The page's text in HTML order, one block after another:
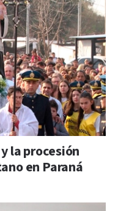
la procesión
en Paraná